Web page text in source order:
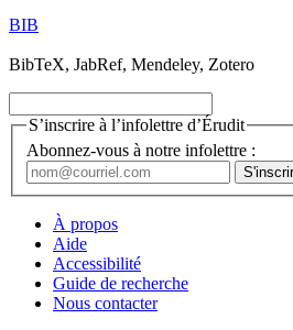
BIB
BibTeX, JabRef, Mendeley, Zotero
S’inscrire à l’infolettre d’Érudit
Abonnez-vous à notre infolettre :
À propos
Aide
Accessibilité
Guide de recherche
Nous contacter